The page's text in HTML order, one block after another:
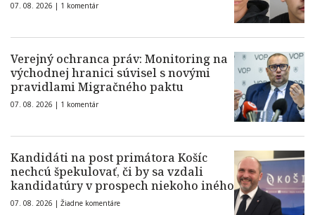
07. 08. 2026 | 1 komentár
Verejný ochranca práv: Monitoring na
východnej hranici súvisel s novými
pravidlami Migračného paktu
07. 08. 2026 | 1 komentár
Kandidáti na post primátora Košíc
nechcú špekulovať, či by sa vzdali
kandidatúry v prospech niekoho iného
07. 08. 2026 | Žiadne komentáre